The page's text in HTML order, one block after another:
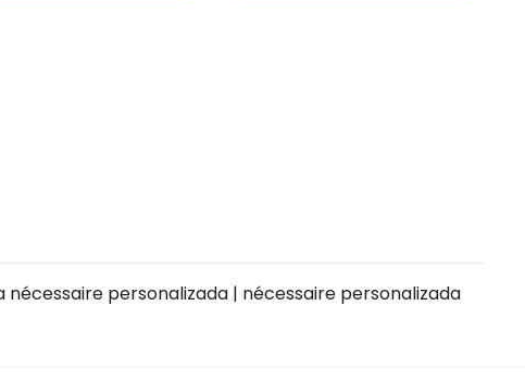
personalizada | nécessaire personalizada